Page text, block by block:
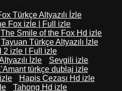
Türkçe Altyazılı İzle
Fox izle | Full izle
The Smile of the Fox Hd izle
Tayuan Türkçe Altyazılı İzle
2 izle | Full izle
İzle
Sevgili izle
türkçe dublaj izle
Hapis Cezası Hd izle
Tahong Hd izle